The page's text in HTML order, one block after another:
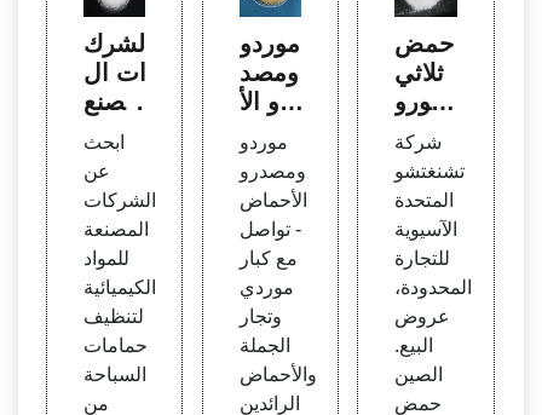
الشرك
ات ال
مصنع
ة للمو
اد الكي
ميائية
لتنظي
ف حم
امات
السبا
حة، ال
صين
ابحث
عن
الشركات
المصنعة
للمواد
الكيميائية
لتنظيف
حمامات
السباحة
من
موردو
ومصد
رو الأ
ض - ا
بحث
عن الأ
حما
ض بال
جملة
موردو
ومصدرو
الأحماض
- تواصل
مع كبار
موردي
وتجار
الجملة
والأحماض
الرائدين
حمض
ثلاثي
كلورو
يزوسي
انوري
ك الص
يني م
ن شر
كة تش
نغتشو
المتح
دة الآ
سيوية
شركة
تشنغتشو
المتحدة
الآسيوية
للتجارة
المحدودة،
عروض
البيع.
الصين
حمض